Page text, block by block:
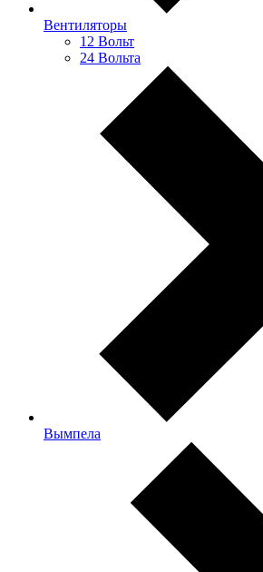
Вентиляторы
12 Вольт
24 Вольта
Вымпела